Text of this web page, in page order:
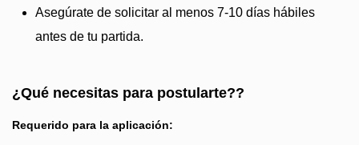
Asegúrate de solicitar al menos 7-10 días hábiles
antes de tu partida.
¿Qué necesitas para postularte??
Requerido para la aplicación: